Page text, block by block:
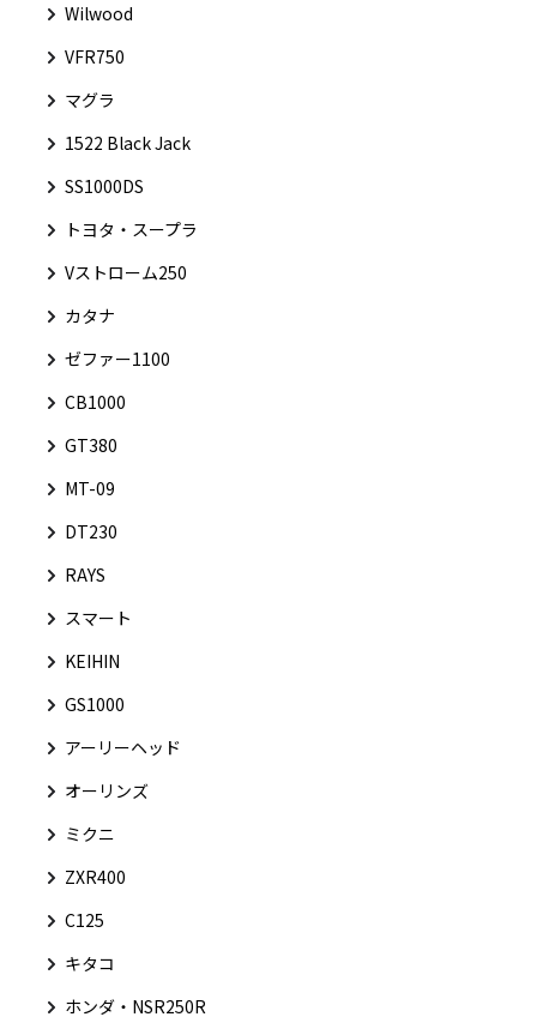
Wilwood
VFR750
マグラ
1522 Black Jack
SS1000DS
トヨタ・スープラ
Vストローム250
カタナ
ゼファー1100
CB1000
GT380
MT-09
DT230
RAYS
スマート
KEIHIN
GS1000
アーリーヘッド
オーリンズ
ミクニ
ZXR400
C125
キタコ
ホンダ・NSR250R